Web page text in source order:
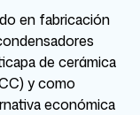
en fabricación
de cerámica
y como
económica